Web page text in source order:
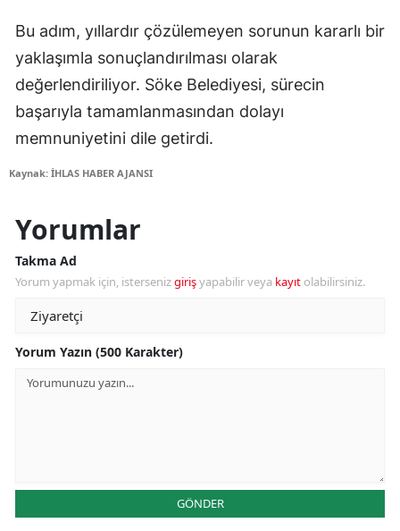
Bu adım, yıllardır çözülemeyen sorunun kararlı bir
yaklaşımla sonuçlandırılması olarak
değerlendiriliyor. Söke Belediyesi, sürecin
başarıyla tamamlanmasından dolayı
memnuniyetini dile getirdi.
Kaynak: İHLAS HABER AJANSI
Yorumlar
Takma Ad
Yorum yapmak için, istersenizgirişyapabilir veya kayıt olabilirsiniz.
Yorum Yazın (500 Karakter)
GÖNDER